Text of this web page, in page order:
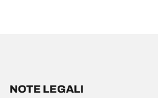
NOTE LEGALI